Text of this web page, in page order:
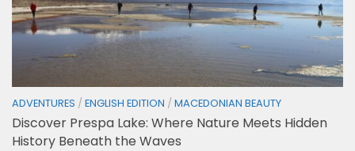
ADVENTURES / ENGLISH EDITION / MACEDONIAN BEAUTY
Discover Prespa Lake: Where Nature Meets Hidden
History Beneath the Waves